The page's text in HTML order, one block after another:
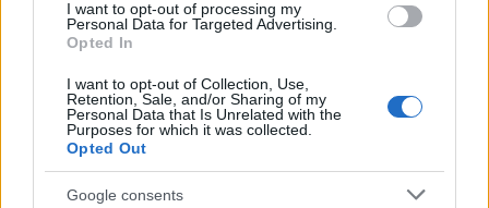
I want to opt-out of processing my
Personal Data for Targeted Advertising.
Opted In
I want to opt-out of Collection, Use,
Retention, Sale, and/or Sharing of my
Personal Data that Is Unrelated with the
Purposes for which it was collected.
Opted Out
Google consents